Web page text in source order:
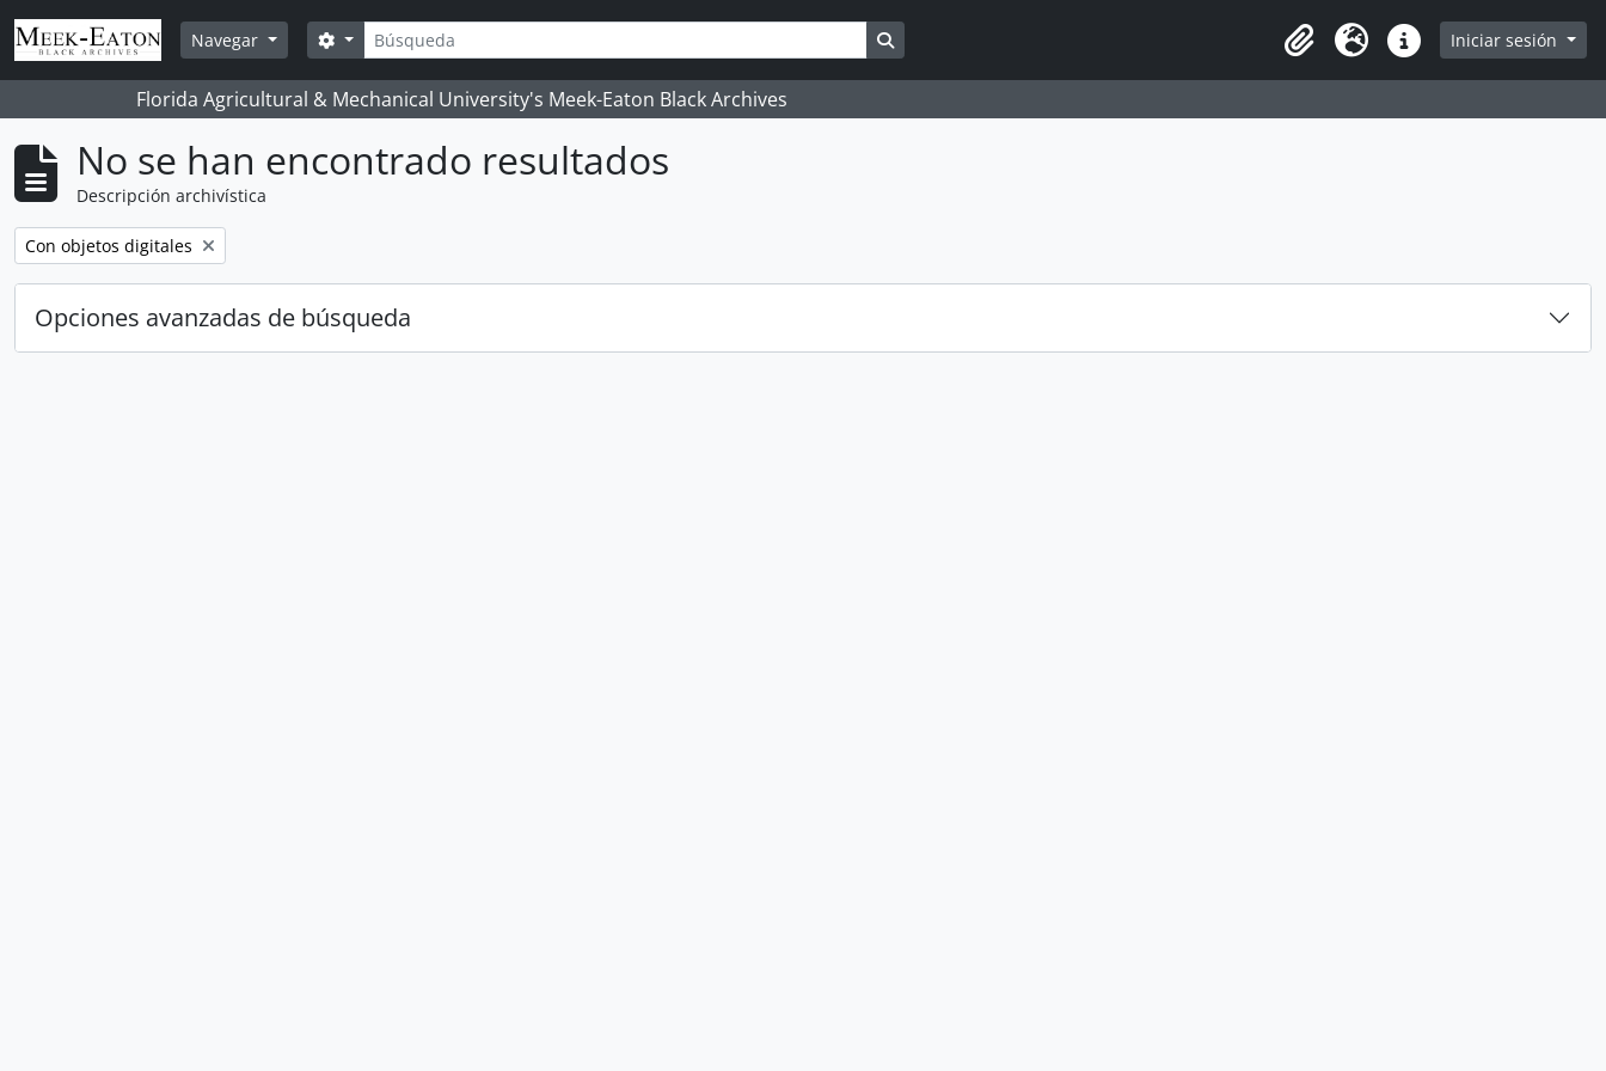
Skip to main content
Navegar
Búsqueda
Search options
Portapapeles
Idioma Enlaces rápidos
Iniciar sesión
Florida Agricultural & Mechanical University's Meek-Eaton Black Archives
No se han encontrado resultados
Descripción archivística
Remove filter:
Con objetos digitales
Opciones avanzadas de búsqueda